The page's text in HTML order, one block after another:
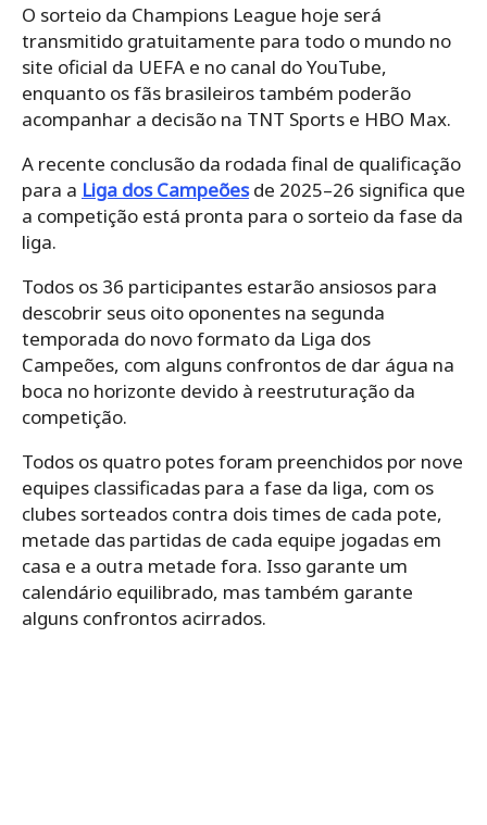
O sorteio da Champions League hoje será
transmitido gratuitamente para todo o mundo no
site oficial da UEFA e no canal do YouTube,
enquanto os fãs brasileiros também poderão
acompanhar a decisão na TNT Sports e HBO Max.
A recente conclusão da rodada final de qualificação
para a Liga dos Campeõesde 2025–26 significa que
a competição está pronta para o sorteio da fase da
liga.
Todos os 36 participantes estarão ansiosos para
descobrir seus oito oponentes na segunda
temporada do novo formato da Liga dos
Campeões, com alguns confrontos de dar água na
boca no horizonte devido à reestruturação da
competição.
Todos os quatro potes foram preenchidos por nove
equipes classificadas para a fase da liga, com os
clubes sorteados contra dois times de cada pote,
metade das partidas de cada equipe jogadas em
casa e a outra metade fora. Isso garante um
calendário equilibrado, mas também garante
alguns confrontos acirrados.